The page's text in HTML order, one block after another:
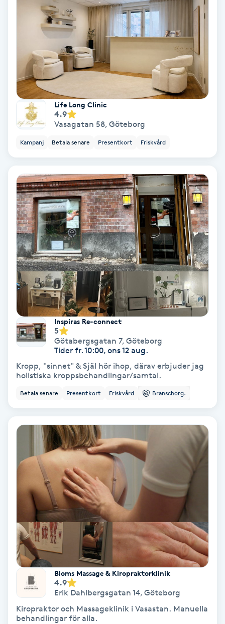
IPL hårborttagning
IR-massage
Japansk massage
K18
Katun fransar
Kemisk peeling
Keratinbehandling
Kinesiologi
Kinesisk medicin
Kiropraktik
Klangmassage
Klippning & Slingor
Klippning ungdom
Koppningsmassage
Kosmetisk tatuering
Kostrådgivning
Kroppsinpackning
Kroppspeeling
Käkledsbehandling
Life Long Clinic
4.9
Vasagatan 58, Göteborg
Kampanj Betala senare Presentkort Friskvård
Inspiras Re-connect
5
Götabergsgatan 7, Göteborg
Tider fr. 10:00, ons 12 aug.
Kropp, "sinnet" & Själ hör ihop, därav erbjuder jag
holistiska kroppsbehandlingar/samtal.
Betala senare Presentkort Friskvård Branschorg.
Bloms Massage & Kiropraktorklinik
4.9
Erik Dahlbergsgatan 14, Göteborg
Kiropraktor och Massageklinik i Vasastan. Manuella
behandlingar för alla.